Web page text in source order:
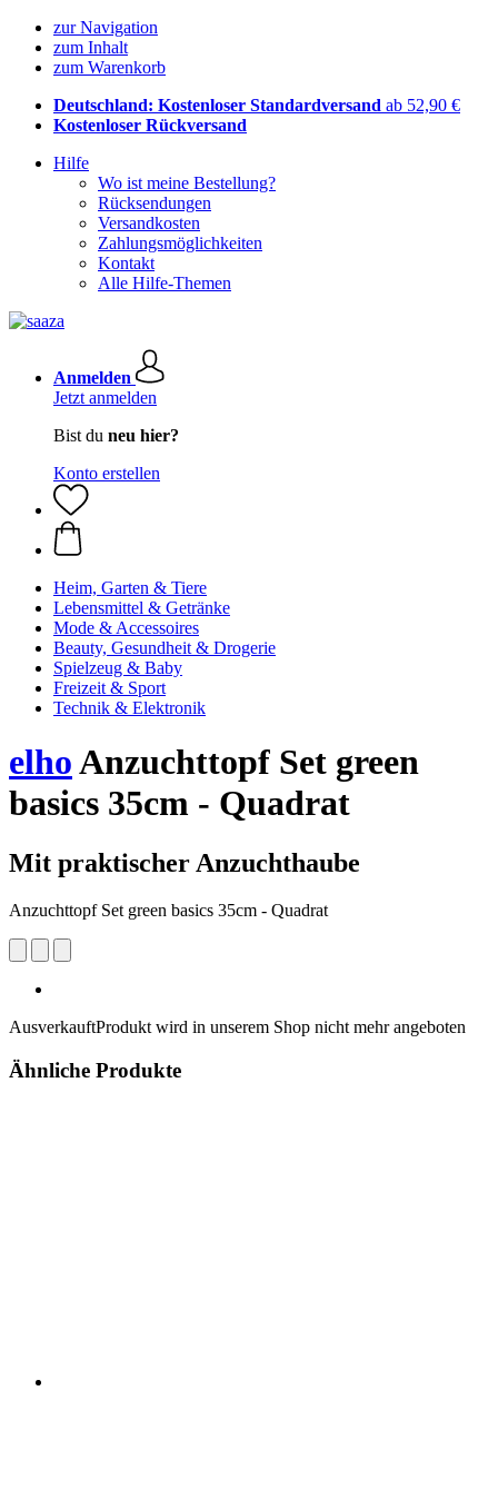
zur Navigation
zum Inhalt
zum Warenkorb
Deutschland: Kostenloser Standardversand ab 52,90 €
Kostenloser Rückversand
Hilfe
Wo ist meine Bestellung?
Rücksendungen
Versandkosten
Zahlungsmöglichkeiten
Kontakt
Alle Hilfe-Themen
Anmelden
Jetzt anmelden
Bist du neu hier?
Konto erstellen
Heim, Garten & Tiere
Lebensmittel & Getränke
Mode & Accessoires
Beauty, Gesundheit & Drogerie
Spielzeug & Baby
Freizeit & Sport
Technik & Elektronik
elhoAnzuchttopf Set green
basics 35cm - Quadrat
Mit praktischer Anzuchthaube
Anzuchttopf Set green basics 35cm - Quadrat
AusverkauftProdukt wird in unserem Shop nicht mehr angeboten
Ähnliche Produkte